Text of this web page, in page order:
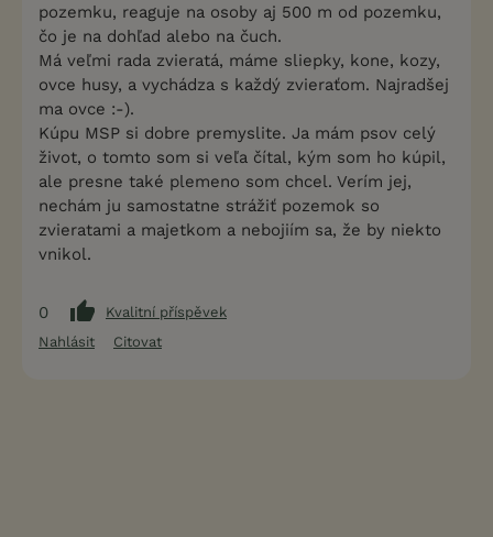
pozemku, reaguje na osoby aj 500 m od pozemku,
čo je na dohľad alebo na čuch.
Má veľmi rada zvieratá, máme sliepky, kone, kozy,
ovce husy, a vychádza s každý zvieraťom. Najradšej
ma ovce :-).
Kúpu MSP si dobre premyslite. Ja mám psov celý
život, o tomto som si veľa čítal, kým som ho kúpil,
ale presne také plemeno som chcel. Verím jej,
nechám ju samostatne strážiť pozemok so
zvieratami a majetkom a nebojiím sa, že by niekto
vnikol.
0
Kvalitní příspěvek
Nahlásit
Citovat